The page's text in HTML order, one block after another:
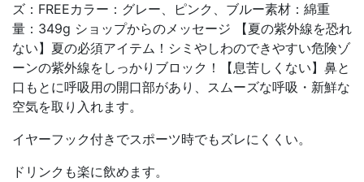
ズ：FREEカラー：グレー、ピンク、ブルー素材：綿重
量：349g ショップからのメッセージ 【夏の紫外線を恐れ
ない】夏の必須アイテム！シミやしわのできやすい危険ゾ
ーンの紫外線をしっかりブロック！【息苦しくない】鼻と
口もとに呼吸用の開口部があり、スムーズな呼吸・新鮮な
空気を取り入れます。
イヤーフック付きでスポーツ時でもズレにくくい。
ドリンクも楽に飲めます。